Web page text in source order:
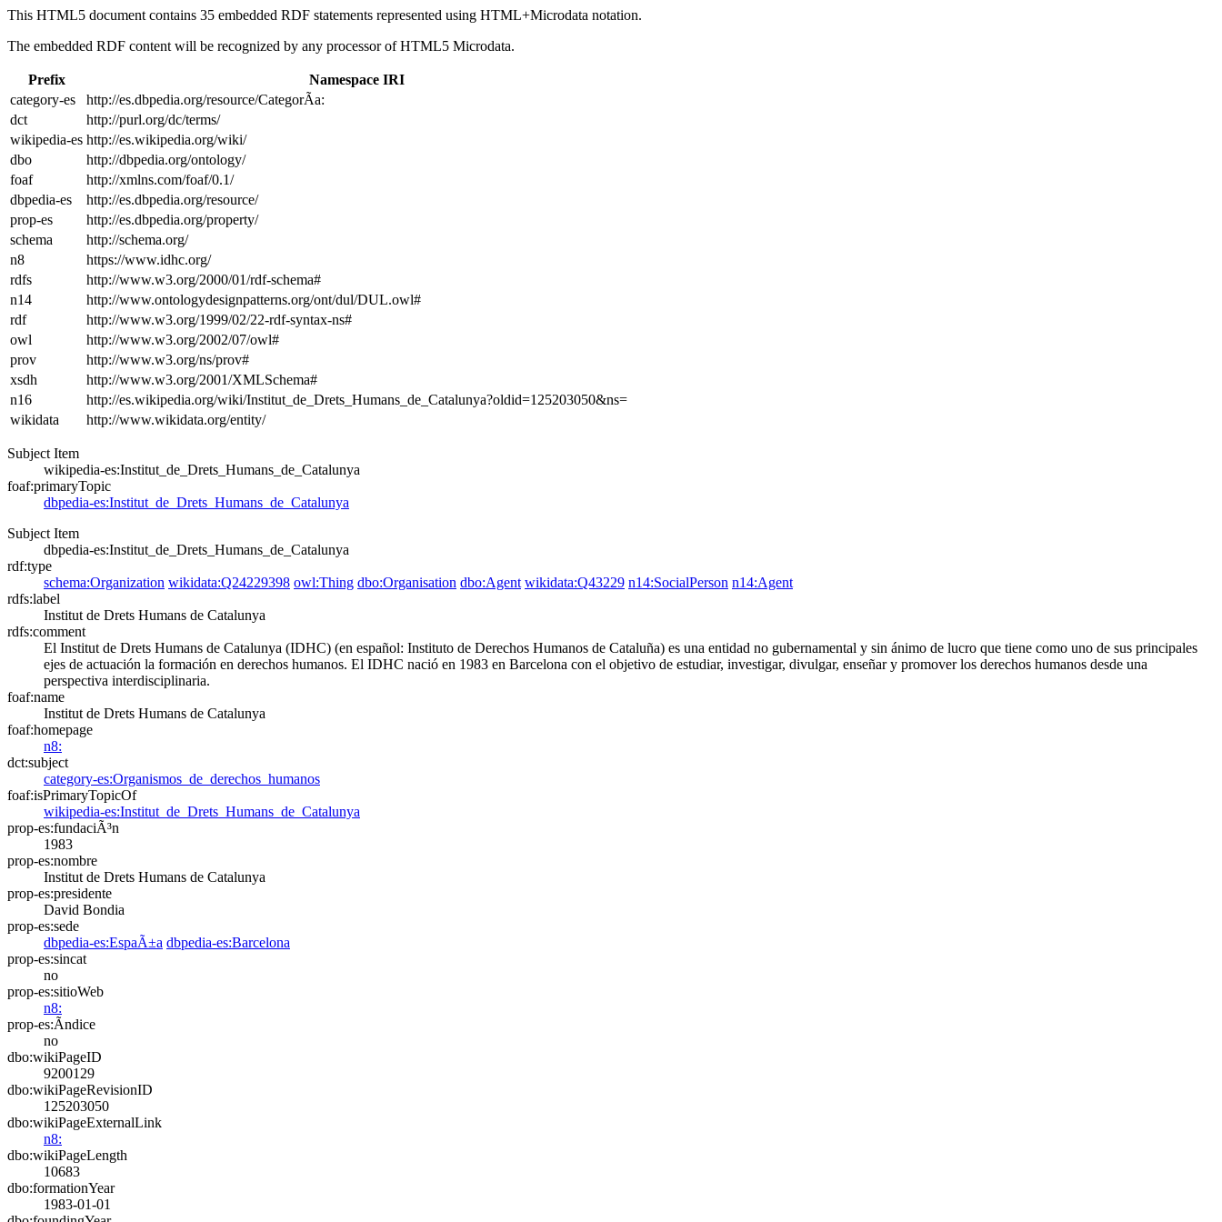
This HTML5 document contains 35 embedded RDF statements represented using HTML+Microdata notation.
The embedded RDF content will be recognized by any processor of HTML5 Microdata.
Prefix
Namespace IRI
category-es
http://es.dbpedia.org/resource/CategorÃ­a:
dct
http://purl.org/dc/terms/
wikipedia-es http://es.wikipedia.org/wiki/
dbo
http://dbpedia.org/ontology/
foaf
http://xmlns.com/foaf/0.1/
dbpedia-es
http://es.dbpedia.org/resource/
prop-es
http://es.dbpedia.org/property/
schema
http://schema.org/
n8
https://www.idhc.org/
rdfs
http://www.w3.org/2000/01/rdf-schema#
n14
http://www.ontologydesignpatterns.org/ont/dul/DUL.owl#
rdf
http://www.w3.org/1999/02/22-rdf-syntax-ns#
owl
http://www.w3.org/2002/07/owl#
prov
http://www.w3.org/ns/prov#
xsdh
http://www.w3.org/2001/XMLSchema#
n16
http://es.wikipedia.org/wiki/Institut_de_Drets_Humans_de_Catalunya?oldid=125203050&ns=
wikidata
http://www.wikidata.org/entity/
Subject Item
wikipedia-es:Institut_de_Drets_Humans_de_Catalunya
foaf:primaryTopic
dbpedia-es:Institut_de_Drets_Humans_de_Catalunya
Subject Item
dbpedia-es:Institut_de_Drets_Humans_de_Catalunya
rdf:type
schema:Organization wikidata:Q24229398 owl:Thing dbo:Organisation dbo:Agent wikidata:Q43229 n14:SocialPerson n14:Agent
rdfs:label
Institut de Drets Humans de Catalunya
rdfs:comment
El Institut de Drets Humans de Catalunya (IDHC) (en español: Instituto de Derechos Humanos de Cataluña) es una entidad no gubernamental y sin ánimo de lucro que tiene como uno de sus principales
ejes de actuación la formación en derechos humanos. El IDHC nació en 1983 en Barcelona con el objetivo de estudiar, investigar, divulgar, enseñar y promover los derechos humanos desde una
perspectiva interdisciplinaria.​​
foaf:name
Institut de Drets Humans de Catalunya
foaf:homepage
n8:
dct:subject
category-es:Organismos_de_derechos_humanos
foaf:isPrimaryTopicOf
wikipedia-es:Institut_de_Drets_Humans_de_Catalunya
prop-es:fundaciÃ³n
1983
prop-es:nombre
Institut de Drets Humans de Catalunya
prop-es:presidente
David Bondia
prop-es:sede
dbpedia-es:EspaÃ±a dbpedia-es:Barcelona
prop-es:sincat
no
prop-es:sitioWeb
n8:
prop-es:Ã­ndice
no
dbo:wikiPageID
9200129
dbo:wikiPageRevisionID
125203050
dbo:wikiPageExternalLink
n8:
dbo:wikiPageLength
10683
dbo:formationYear
1983-01-01